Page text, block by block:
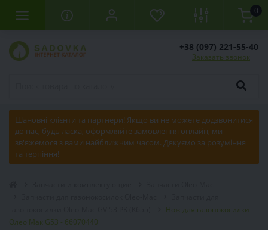
0
+38 (097) 221-55-40
Заказать звонок
Шановні клієнти та партнери! Якщо ви не можете додзвонитися
до нас, будь ласка, оформляйте замовлення онлайн, ми
зв'яжемося з вами найближчим часом. Дякуємо за розуміння
та терпіння!
Нож для газонокосилки
Олео Мак G53 - 66070440